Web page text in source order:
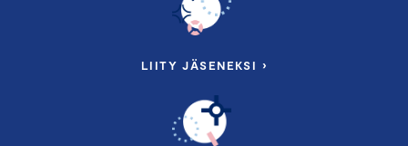
LIITY JÄSENEKSI ›